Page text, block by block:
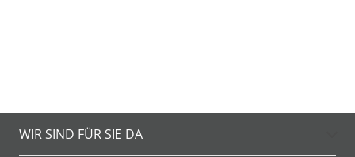
WIR SIND FÜR SIE DA